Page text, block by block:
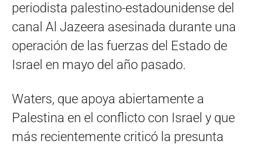
periodista palestino-estadounidense del
canal Al Jazeera asesinada durante una
operación de las fuerzas del Estado de
Israel en mayo del año pasado.
Waters, que apoya abiertamente a
Palestina en el conflicto con Israel y que
más recientemente criticó la presunta